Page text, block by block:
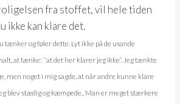
fra stoffet, vil hele tiden
ikke kan klare det.
tænker og føler dette. Lyt ikke på de usande
at tænke: “at det her klarer jeg ikke”. Jeg tænkte
men noget i mig sagde, at når andre kunne klare
blev stædig og kæmpede.. Man er meget stærkere